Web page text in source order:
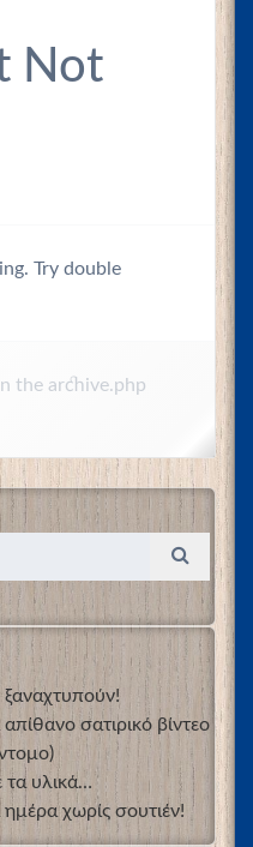
Not
Try double
the archive.php
σατιρικό βίντεο
τα υλικά…
χωρίς σουτιέν!